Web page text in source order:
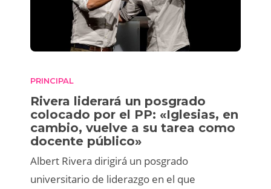
PRINCIPAL
Rivera liderará un posgrado
colocado por el PP: «Iglesias, en
cambio, vuelve a su tarea como
docente público»
Albert Rivera dirigirá un posgrado
universitario de liderazgo en el que